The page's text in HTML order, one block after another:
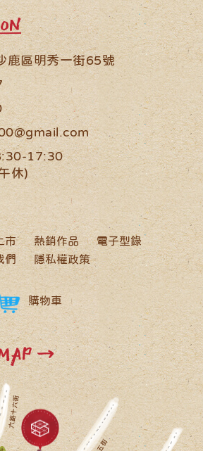
鹿區明秀一街65號
17:30
休)
市 熱銷作品
電子型錄
們 隱私權政策
購物車
→